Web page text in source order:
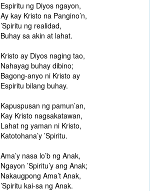
Espiritu ng Diyos ngayon,
Ay kay Kristo na Pangino’n,
’Spiritu ng realidad,
Buhay sa akin at lahat.
Kristo ay Diyos naging tao,
Nahayag buhay dibino;
Bagong-anyo ni Kristo ay
Espiritu bilang buhay.
Kapuspusan ng pamun’an,
Kay Kristo nagsakatawan,
Lahat ng yaman ni Kristo,
Katotohana’y ’Spiritu.
Ama’y nasa lo’b ng Anak,
Ngayon ’Spiritu’y ang Anak;
Nakaugpong Ama’t Anak,
’Spiritu kai-sa ng Anak.